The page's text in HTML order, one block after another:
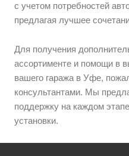
с учетом потребностей
предлагая лучшее
Для получения
ассортименте и помощи в
вашего гаража в Уфе,
консультантами. Мы
поддержку на каждом
установки.